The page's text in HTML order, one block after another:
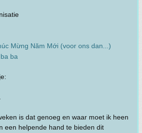
Mừng Năm Mới (voor ons dan...)
ba
is dat genoeg en waar moet ik heen
een helpende hand te bieden dit